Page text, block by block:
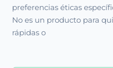
preferencias éticas
No es un producto para
rápidas o